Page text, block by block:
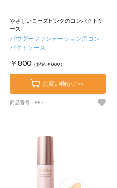
やさしいローズピンクのコンパクトケ
ース
パウダーファンデーション用コン
パクトケース
￥800（税込￥880）
お買い物かごへ
商品番号：887